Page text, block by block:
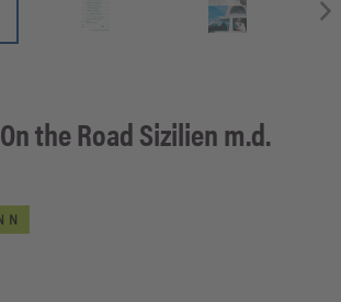
On the Road Sizilien m.d.